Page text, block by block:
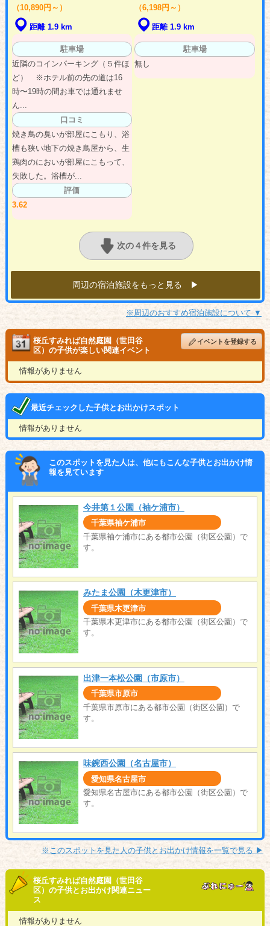
（10,890円～）
距離 1.9 km
駐車場
近隣のコインパーキング（５件ほ
ど） ※ホテル前の先の道は16
時〜19時の間お車では通れませ
ん...
口コミ
焼き鳥の臭いが部屋にこもり、浴
槽も狭い地下の焼き鳥屋から、生
鶏肉のにおいが部屋にこもって、
失敗した。浴槽が...
評価
3.62
（6,198円～）
距離 1.9 km
駐車場
無し
次の４件を見る
周辺の宿泊施設をもっと見る ▶︎
※周辺のおすすめ宿泊施設について ▼
桜丘すみれば自然庭園（世田谷
区）の子供が楽しい関連イベント
イベントを登録する
情報がありません
最近チェックした子供とお出かけスポット
情報がありません
このスポットを見た人は、他にもこんな子供とお出かけ情
報を見ています
今井第１公園（袖ケ浦市）
千葉県袖ケ浦市
千葉県袖ケ浦市にある都市公園（街区公園）で
す。
みたま公園（木更津市）
千葉県木更津市
千葉県木更津市にある都市公園（街区公園）で
す。
出津一本松公園（市原市）
千葉県市原市
千葉県市原市にある都市公園（街区公園）で
す。
味鋺西公園（名古屋市）
愛知県名古屋市
愛知県名古屋市にある都市公園（街区公園）で
す。
※このスポットを見た人の子供とお出かけ情報を一覧で見る ▶︎
桜丘すみれば自然庭園（世田谷
区）の子供とお出かけ関連ニュー
ス
情報がありません